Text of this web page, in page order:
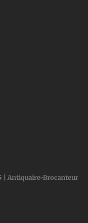
| Antiquaire-Brocanteur